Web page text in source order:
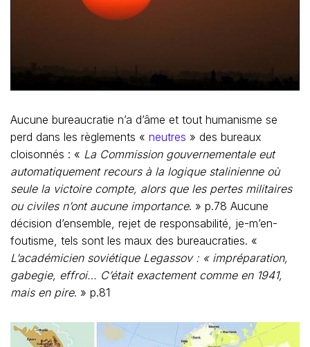
Aucune bureaucratie n’a d’âme et tout humanisme se
perd dans les règlements « neutres » des bureaux
cloisonnés : « La Commission gouvernementale eut
automatiquement recours à la logique stalinienne où
seule la victoire compte, alors que les pertes militaires
ou civiles n’ont aucune importance. » p.78 Aucune
décision d’ensemble, rejet de responsabilité, je-m’en-
foutisme, tels sont les maux des bureaucraties. «
L’académicien soviétique Legassov : « impréparation,
gabegie, effroi… C’était exactement comme en 1941,
mais en pire. » p.81